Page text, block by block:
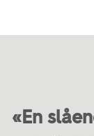
«En